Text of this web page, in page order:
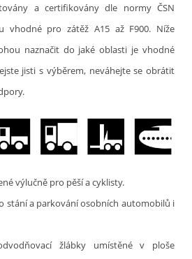
a certifikovány dle normy ČSN
vhodné pro zátěž A15 až F900. Níže
naznačit do jaké oblasti je vhodné
jisti s výběrem, neváhejte se obrátit
výlučně pro pěší a cyklisty.
stání a parkování osobních automobilů i
žlábky umístěné v ploše